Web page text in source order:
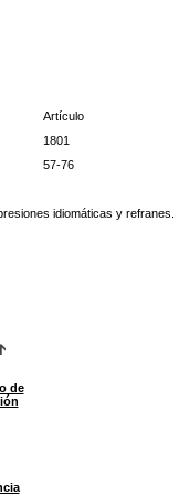
Artículo
1801
57-76
idiomáticas y refranes.
de